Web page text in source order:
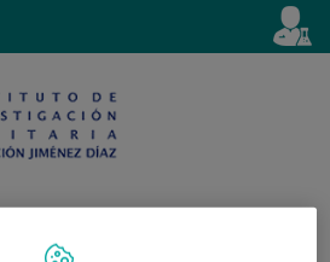
Active
en